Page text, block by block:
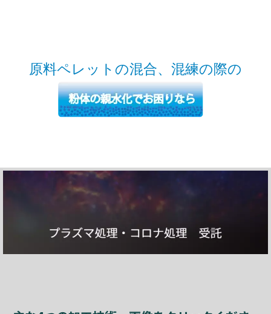
原料ペレットの混合、混練の際の